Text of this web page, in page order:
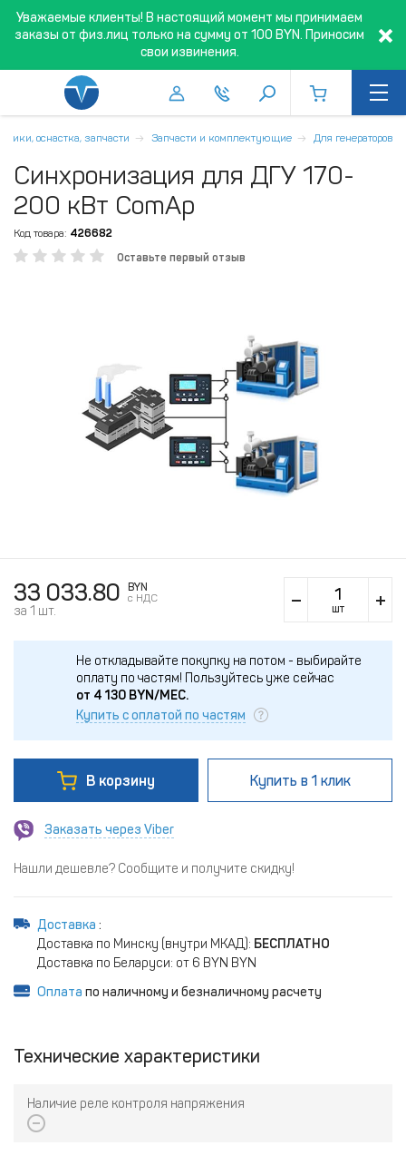
Уважаемые клиенты! В настоящий момент мы принимаем
заказы от физ.лиц только на сумму от 100 BYN. Приносим
свои извинения.
оснастка, запчасти Запчасти и комплектующие Для генераторов
Синхронизация для ДГУ 170-
200 кВт ComAp
Код товара: 426682
Оставьте первый отзыв
33 033.80
BYN
c НДС
за 1 шт. шт
Не откладывайте покупку на потом - выбирайте
оплату по частям! Пользуйтесь уже сейчас
от 4 130 BYN/МЕС.
Купить с оплатой по частям
В корзину Купить в 1 клик
Заказать через Viber
Нашли дешевле? Сообщите и получите скидку!
Доставка :
Доставка по Минску (внутри МКАД): БЕСПЛАТНО
Доставка по Беларуси: от 6 BYN BYN
Оплата по наличному и безналичному расчету
Технические характеристики
Наличие реле контроля напряжения